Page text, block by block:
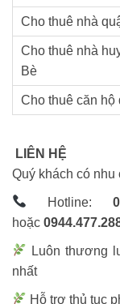
Cho thuê nhà
Cho thuê nhà
Bè
Cho thuê căn hộ
LIÊN HỆ
Quý khách có nhu
Hotline:
hoặc
Luôn thương
nhất
Hỗ trợ thủ tục